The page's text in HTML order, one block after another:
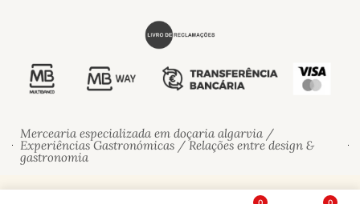
Mercearia especializada em doçaria algarvia /
Experiências Gastronómicas / Relações entre design &
gastronomia
© 2026 Doçaria do Sul. All Rights Reserved